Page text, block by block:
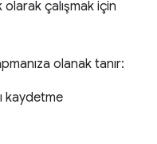
çalışmak için
olanak tanır:
kaydetme